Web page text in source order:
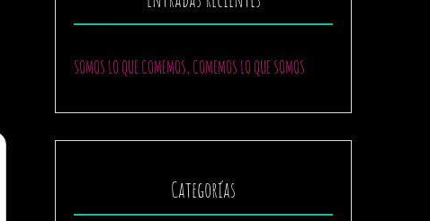
SOMOS LO QUE COMEMOS, COMEMOS LO QUE SOMOS
Categorías